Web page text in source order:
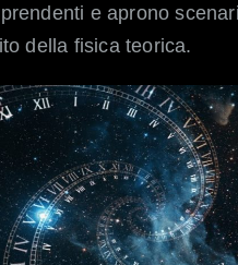
e aprono
della fisica teorica.